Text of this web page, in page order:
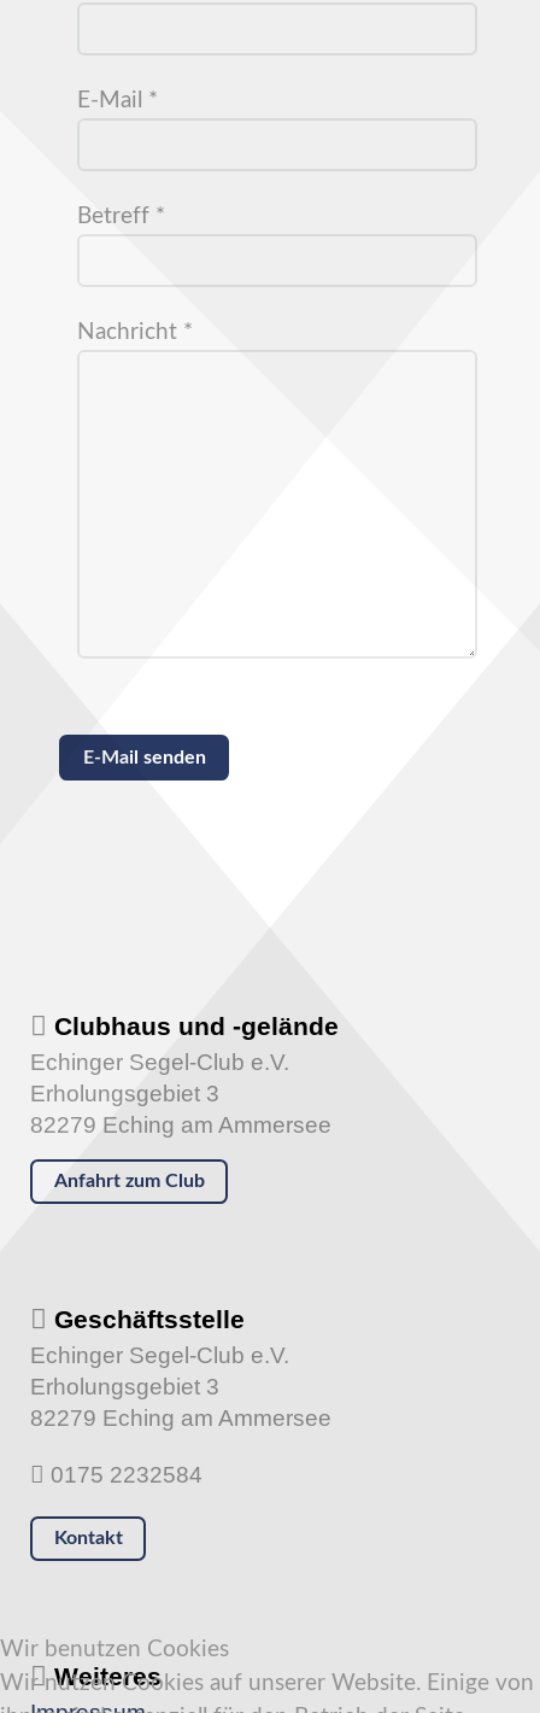
E-Mail *
Betreff *
Nachricht *
Captcha *
E-Mail senden
Clubhaus und -gelände
Echinger Segel-Club e.V.
Erholungsgebiet 3
82279 Eching am Ammersee
Anfahrt zum Club
Geschäftsstelle
Echinger Segel-Club e.V.
Erholungsgebiet 3
82279 Eching am Ammersee
0175 2232584
Kontakt
Weiteres
Wir benutzen Cookies
Wir nutzen Cookies auf unserer Website. Einige von